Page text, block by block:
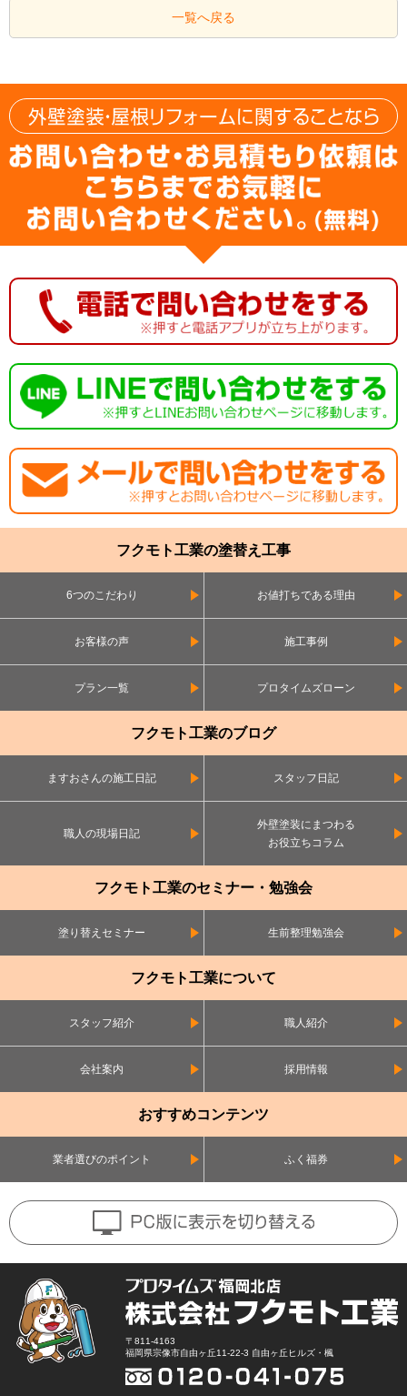
一覧へ戻る
フクモト工業の塗替え工事
6つのこだわり お値打ちである理由
お客様の声 施工事例
プラン一覧 プロタイムズローン
フクモト工業のブログ
ますおさんの施工日記 スタッフ日記
職人の現場日記
外壁塗装にまつわる
お役立ちコラム
フクモト工業のセミナー・勉強会
塗り替えセミナー 生前整理勉強会
フクモト工業について
スタッフ紹介 職人紹介
会社案内 採用情報
おすすめコンテンツ
業者選びのポイント ふく福券
〒811-4163
福岡県宗像市自由ヶ丘11-22-3 自由ヶ丘ヒルズ・楓